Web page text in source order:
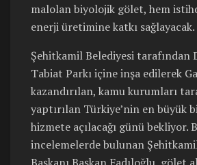
malolan biyolojik gölet, hem
enerji üretimine katkı sağlayacak.
Şehitkamil Belediyesi tarafından
Tabiat Parkı içine inşa edilerek
kazandırılan, kamu kurumları
yaptırılan Türkiye’nin en büyük
hizmete açılacağı günü bekliyor.
incelemelerde bulunan